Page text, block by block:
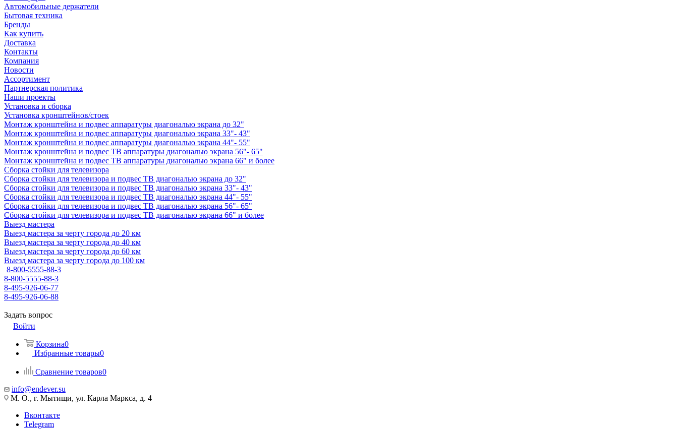
Автомобильные держатели
Бытовая техника
Бренды
Как купить
Доставка
Контакты
Компания
Новости
Ассортимент
Партнерская политика
Наши проекты
Установка и сборка
Установка кронштейнов/стоек
Монтаж кронштейна и подвес аппаратуры диагональю экрана до 32"
Монтаж кронштейна и подвес аппаратуры диагональю экрана 33"- 43"
Монтаж кронштейна и подвес аппаратуры диагональю экрана 44"- 55"
Монтаж кронштейна и подвес ТВ аппаратуры диагональю экрана 56"- 65"
Монтаж кронштейна и подвес ТВ аппаратуры диагональю экрана 66" и более
Сборка стойки для телевизора
Сборка стойки для телевизора и подвес ТВ диагональю экрана до 32"
Сборка стойки для телевизора и подвес ТВ диагональю экрана 33"- 43"
Сборка стойки для телевизора и подвес ТВ диагональю экрана 44"- 55"
Сборка стойки для телевизора и подвес ТВ диагональю экрана 56"- 65"
Сборка стойки для телевизора и подвес ТВ диагональю экрана 66" и более
Выезд мастера
Выезд мастера за черту города до 20 км
Выезд мастера за черту города до 40 км
Выезд мастера за черту города до 60 км
Выезд мастера за черту города до 100 км
8-800-5555-88-3
8-800-5555-88-3
8-495-926-06-77
8-495-926-06-88
Задать вопрос
Войти
Корзина0
Избранные товары0
Сравнение товаров0
info@endever.su
М. О., г. Мытищи, ул. Карла Маркса, д. 4
Вконтакте
Telegram